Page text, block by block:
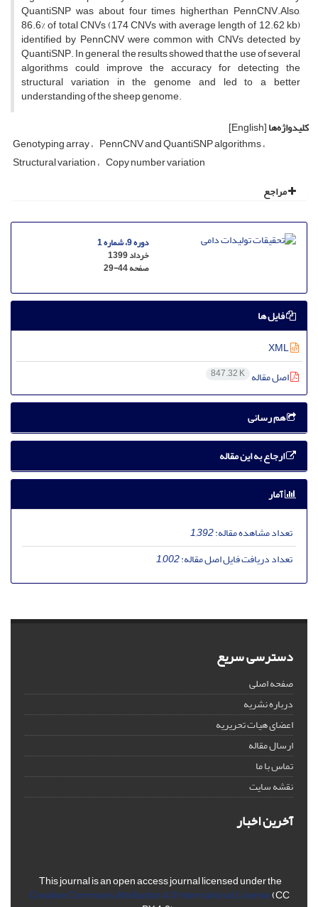
QuantiSNP was about four times higherthan PennCNV.Also,
86.6% of total CNVs (174 CNVs with average length of 12.62 kb)
identified by PennCNV were common with CNVs detected by
QuantiSNP.In general, the resultsshowed that the use ofseveral
algorithms could improve the accuracy for detecting the
structural variation in the genome and led to a better
understanding of the sheep genome.
کلیدواژه‌ها[English]
Genotyping array PennCNV and QuantiSNP algorithms
Structural variation Copy number variation
مراجع
دوره 9، شماره 1
خرداد 1399
صفحه29-44
فایل ها
اصل مقاله 847.32 K
هم رسانی
ارجاع به این مقاله
آمار
تعداد مشاهده مقاله:1,392
تعداد دریافت فایل اصل مقاله:1,002
دسترسی سریع
صفحه اصلی
درباره نشریه
اعضای هیات تحریریه
ارسال مقاله
تماس با ما
نقشه سایت
آخرین اخبار
This journal is an open access journal licensed under the
Creative Commons Attribution 4.0 International License(CC